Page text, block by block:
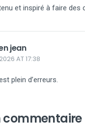
et inspiré à faire des
jean
AT 17:38
plein d’erreurs.
commentaire